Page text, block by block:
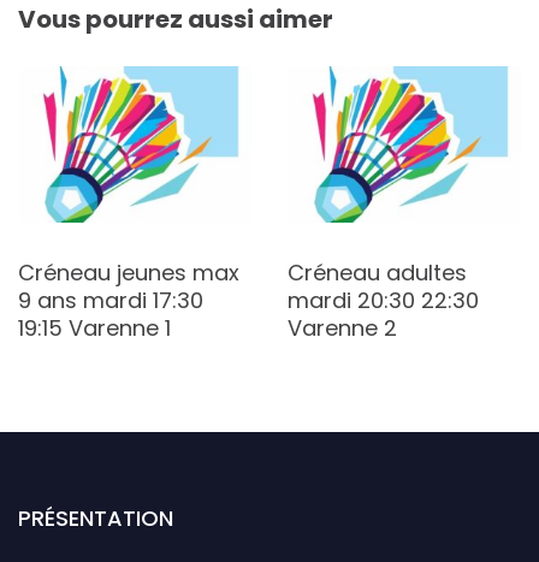
Vous pourrez aussi aimer
Créneau jeunes max
9 ans mardi 17:30
19:15 Varenne 1
Créneau adultes
mardi 20:30 22:30
Varenne 2
PRÉSENTATION